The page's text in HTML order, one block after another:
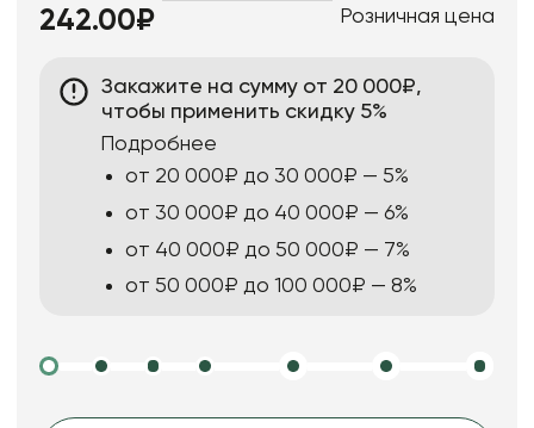
242.00₽ Розничная цена
Закажите на сумму от 20 000₽,
чтобы применить скидку 5%
Подробнее
от 20 000₽ до 30 000₽ — 5%
от 30 000₽ до 40 000₽ — 6%
от 40 000₽ до 50 000₽ — 7%
от 50 000₽ до 100 000₽ — 8%